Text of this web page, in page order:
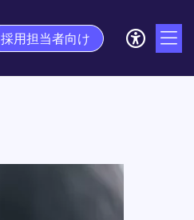
採用担当者向け